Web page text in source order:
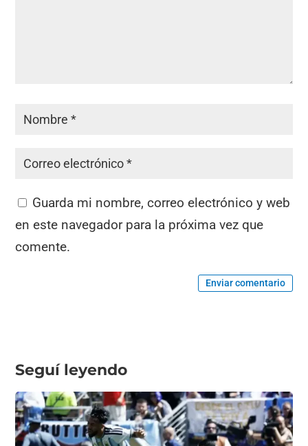
Guarda mi nombre, correo electrónico y web
en este navegador para la próxima vez que
comente.
Enviar comentario
Seguí leyendo